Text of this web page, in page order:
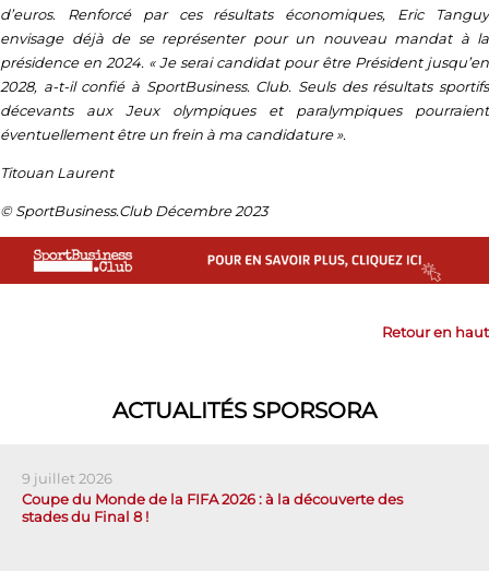
d’euros. Renforcé par ces résultats économiques, Eric Tanguy
envisage déjà de se représenter pour un nouveau mandat à la
présidence en 2024. « Je serai candidat pour être Président jusqu’en
2028, a-t-il confié à SportBusiness. Club. Seuls des résultats sportifs
décevants aux Jeux olympiques et paralympiques pourraient
éventuellement être un frein à ma candidature ».
Titouan Laurent
© SportBusiness.Club Décembre 2023
Retour en haut
ACTUALITÉS SPORSORA
9 juillet 2026
Coupe du Monde de la FIFA 2026 : à la découverte des
stades du Final 8 !